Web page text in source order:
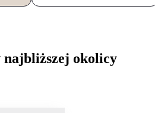
najbliższej okolicy